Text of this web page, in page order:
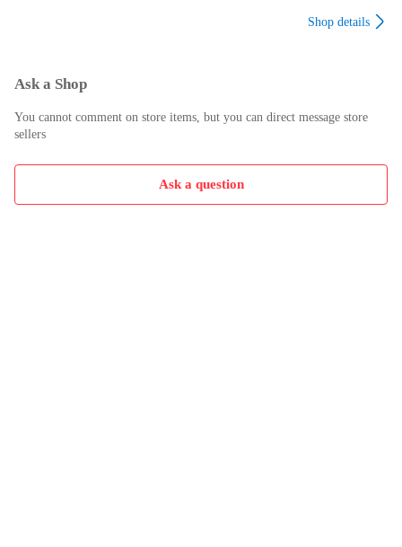
Shop details
Ask a Shop
You cannot comment on store items, but you can direct message store
sellers
Ask a question